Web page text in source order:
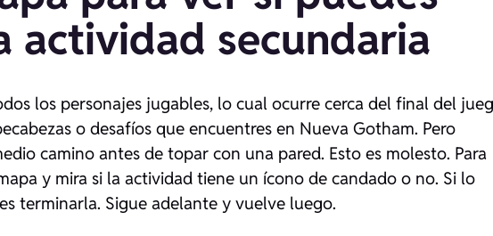
actividad secundaria
los personajes jugables, lo cual ocurre cerca del final del
o desafíos que encuentres en Nueva Gotham. Pero
camino antes de topar con una pared. Esto es molesto. Para
y mira si la actividad tiene un ícono de candado o no. Si lo
terminarla. Sigue adelante y vuelve luego.